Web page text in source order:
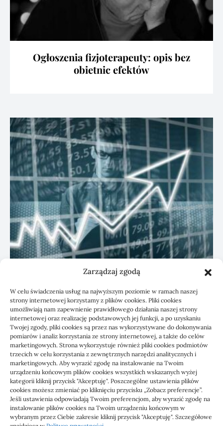
Zarządzaj zgodą
W celu świadczenia usług na najwyższym poziomie w ramach naszej
strony internetowej korzystamy z plików cookies. Pliki cookies
umożliwiają nam zapewnienie prawidłowego działania naszej strony
internetowej oraz realizację podstawowych jej funkcji, a po uzyskaniu
Twojej zgody, pliki cookies są przez nas wykorzystywane do dokonywania
pomiarów i analiz korzystania ze strony internetowej, a także do celów
marketingowych. Strona wykorzystuje również pliki cookies podmiotów
trzecich w celu korzystania z zewnętrznych narzędzi analitycznych i
marketingowych. Aby wyrazić zgodę na instalowanie na Twoim
urządzeniu końcowym plików cookies wszystkich wskazanych wyżej
kategorii kliknij przycisk "Akceptuję". Poszczególne ustawienia plików
cookies możesz zmieniać po kliknięciu przycisku „Zobacz preferencje”.
Jeśli ustawienia odpowiadają Twoim preferencjom, aby wyrazić zgodę na
instalowanie plików cookies na Twoim urządzeniu końcowym w
wybranym przez Ciebie zakresie kliknij przycisk "Akceptuję". Szczegółowe
Ogłoszenia fizjoterapeuty: opis bez
obietnic efektów
KSeF: przygotowanie sp. z o.o. z biurem
rachunkowym
1000 WIADOMOŚCI